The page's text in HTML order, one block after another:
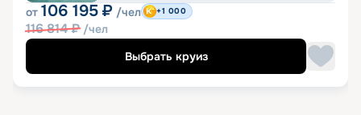
от 106 195 ₽ /чел
116 814₽ /чел
+1 000
Выбрать круиз